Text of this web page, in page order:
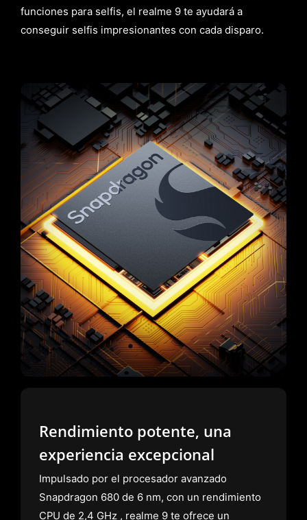
funciones para selfis, el realme 9 te ayudará a
conseguir selfis impresionantes con cada disparo.
Rendimiento potente, una
experiencia excepcional
Impulsado por el procesador avanzado
Snapdragon 680 de 6 nm, con un rendimiento
CPU de 2,4 GHz , realme 9 te ofrece un